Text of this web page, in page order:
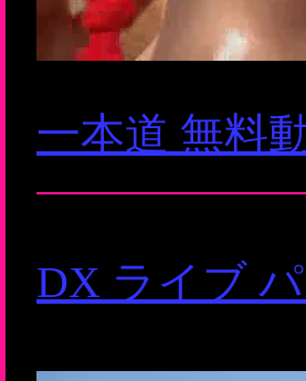
一本道 無料
DX ライブ